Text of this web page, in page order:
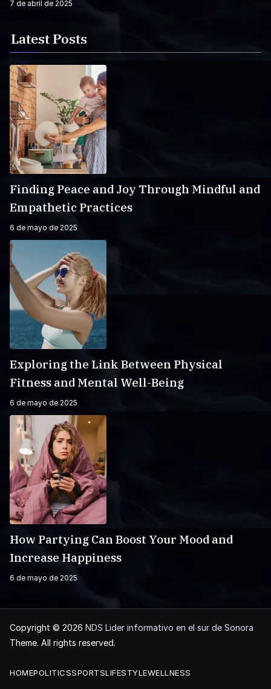
7 de abril de 2025
Latest Posts
Finding Peace and Joy Through Mindful and
Empathetic Practices
6 de mayo de 2025
Exploring the Link Between Physical
Fitness and Mental Well-Being
6 de mayo de 2025
How Partying Can Boost Your Mood and
Increase Happiness
6 de mayo de 2025
Copyright © 2026 NDS Lider informativo en el sur de Sonora
Theme. All rights reserved.
HOMEPOLITICSSPORTSLIFESTYLEWELLNESS